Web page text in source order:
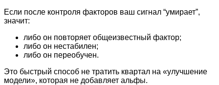
Если после контроля факторов ваш сигнал “умирает”,
значит:
либо он повторяет общеизвестный фактор;
либо он нестабилен;
либо он переобучен.
Это быстрый способ не тратить квартал на «улучшение
модели», которая не добавляет альфы.